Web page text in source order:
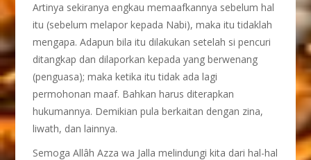
Artinya sekiranya engkau memaafkannya sebelum hal
itu (sebelum melapor kepada Nabi), maka itu tidaklah
mengapa. Adapun bila itu dilakukan setelah si pencuri
ditangkap dan dilaporkan kepada yang berwenang
(penguasa); maka ketika itu tidak ada lagi
permohonan maaf. Bahkan harus diterapkan
hukumannya. Demikian pula berkaitan dengan zina,
liwath, dan lainnya.
Semoga Allâh Azza wa Jalla melindungi kita dari hal-hal